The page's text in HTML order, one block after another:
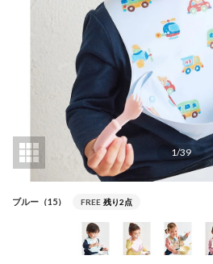
1/39
ブルー（15） FREE 残り2点